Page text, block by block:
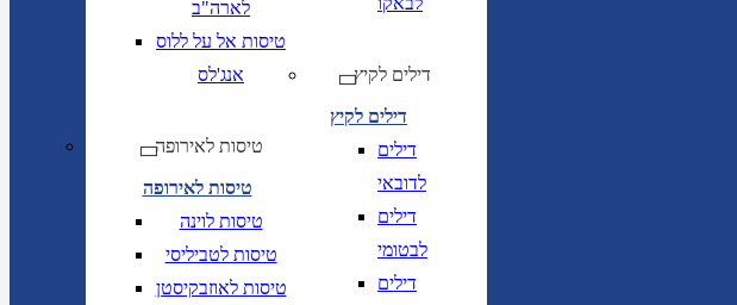
לארה"ב
טיסות אל על ללוס
אנג'לס
טיסות לאירופה
טיסות לאירופה
טיסות לוינה
טיסות לטביליסי
טיסות לאוזבקיסטן
דילים לקיץ
דילים לקיץ
דילים
לדובאי
דילים
לבטומי
דילים